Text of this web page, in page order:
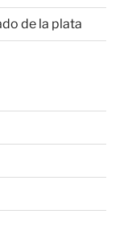
de la plata